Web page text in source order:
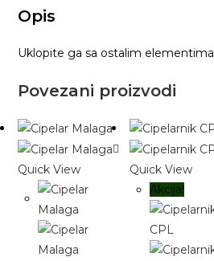
Opis
Uklopite ga sa ostalim
Povezani proizvodi
Quick View
Quick View
Akcija!